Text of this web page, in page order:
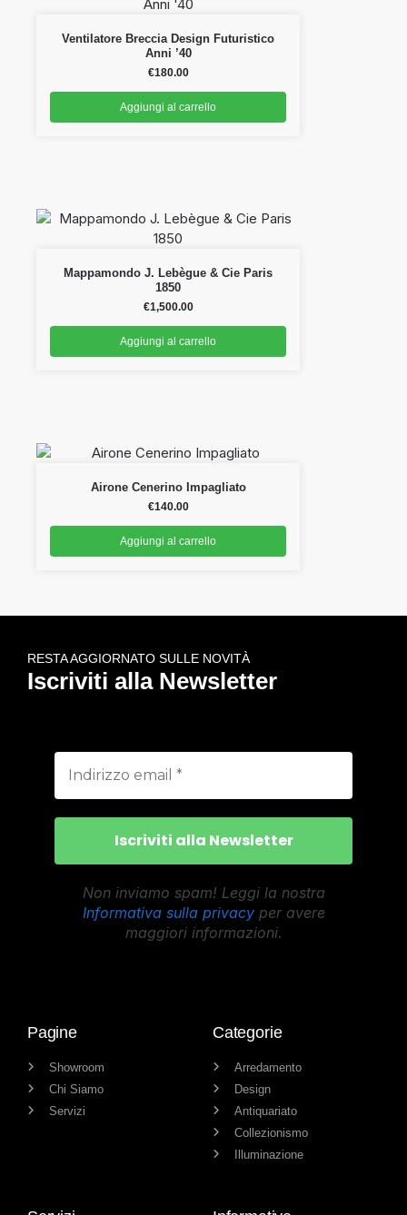
Ventilatore Breccia Design Futuristico
Anni ’40
€180.00
Aggiungi al carrello
Mappamondo J. Lebègue & Cie Paris
1850
€1,500.00
Aggiungi al carrello
Airone Cenerino Impagliato
€140.00
Aggiungi al carrello
RESTA AGGIORNATO SULLE NOVITÀ
Iscriviti alla Newsletter
Non inviamo spam! Leggi la nostra
Informativa sulla privacyper avere
maggiori informazioni.
Pagine
Showroom
Chi Siamo
Servizi
Categorie
Arredamento
Design
Antiquariato
Collezionismo
Illuminazione